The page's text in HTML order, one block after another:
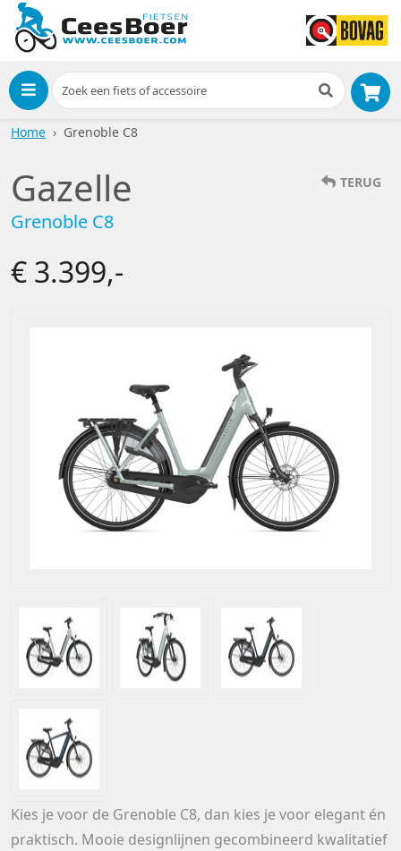
Menu
Home Grenoble C8
TERUG
Gazelle
Grenoble C8
€ 3.399,-
Kies je voor de Grenoble C8, dan kies je voor elegant én
praktisch. Mooie designlijnen gecombineerd kwalitatief